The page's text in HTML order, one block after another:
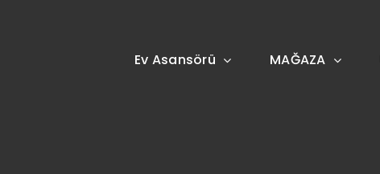
Ev Asansörü MAĞAZA